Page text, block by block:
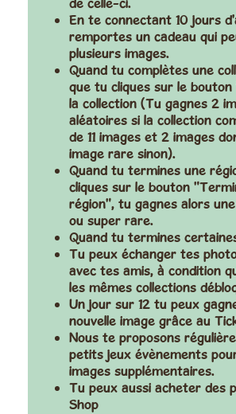
En te connectant 10 jours
remportes un cadeau qui
plusieurs images.
Quand tu complètes une
que tu cliques sur le
la collection (Tu gagnes 2
aléatoires si la collection
de 11 images et 2 images
image rare sinon).
Quand tu termines une
cliques sur le bouton
région", tu gagnes alors
ou super rare.
Quand tu termines
Tu peuxéchanger tes
avec tes amis, à condition
les mêmes collections
Un jour sur 12 tu peux
nouvelle image grâce au
Nous te proposons
petits jeux évènements
images supplémentaires.
Tu peux aussi acheter des
Shop